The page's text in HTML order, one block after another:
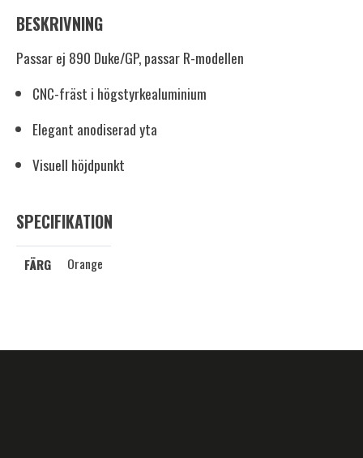
BESKRIVNING
Passar ej 890 Duke/GP, passar R-modellen
CNC-fräst i högstyrkealuminium
Elegant anodiserad yta
Visuell höjdpunkt
SPECIFIKATION
FÄRG Orange